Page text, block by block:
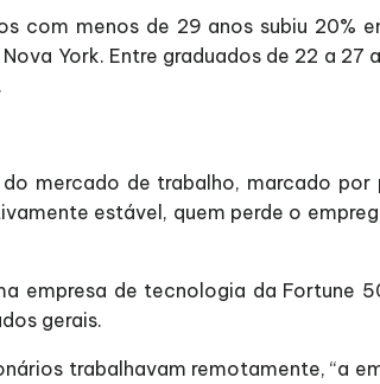
com menos de 29 anos subiu 20%
York. Entre graduados de 22 a
mercado de trabalho, marcado
estável, quem perde o
empresa de tecnologia da Fortune
gerais.
trabalhavam remotamente, “a